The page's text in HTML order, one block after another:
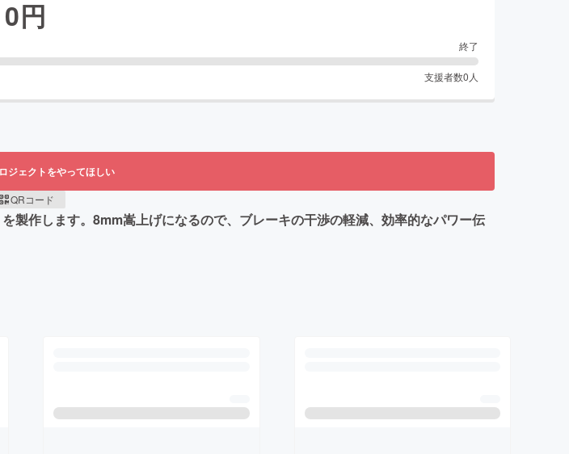
0円
終了
支援者数0 人
ジェクトをやってほしい
QRコード
製作します。8mm嵩上げになるので、ブレーキの干渉の軽減、効率的なパワー伝